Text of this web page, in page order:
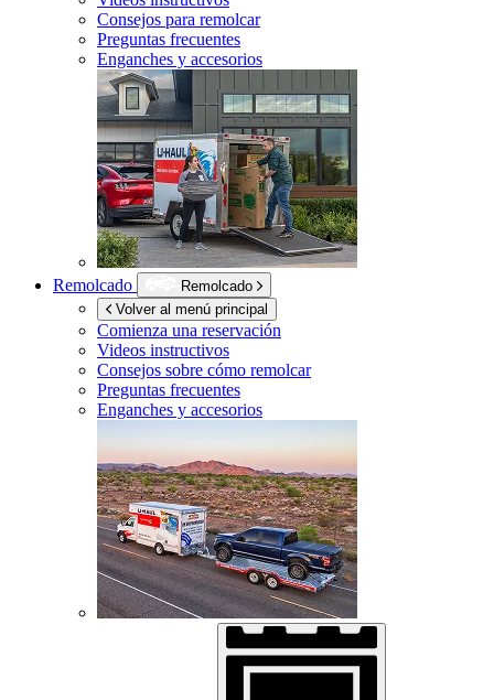
Consejos para remolcar
Preguntas frecuentes
Enganches y accesorios
Remolcado
Remolcado
Volver al menú principal
Comienza una reservación
Videos instructivos
Consejos sobre cómo remolcar
Preguntas frecuentes
Enganches y accesorios